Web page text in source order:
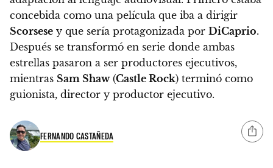
concebida como una película que iba a dirigir
Scorsese y que sería protagonizada por DiCaprio.
Después se transformó en serie donde ambas
estrellas pasaron a ser productores ejecutivos,
mientras Sam Shaw(Castle Rock) terminó como
guionista, director y productor ejecutivo.
FERNANDO CASTAÑEDA